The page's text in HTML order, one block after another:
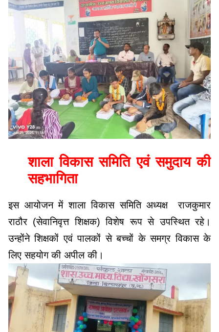
शाला विकास समिति एवं समुदाय की
सहभागिता
इस आयोजन में शाला विकास समिति अध्यक्ष राजकुमार
राठौर (सेवानिवृत्त शिक्षक) विशेष रूप से उपस्थित रहे।
उन्होंने शिक्षकों एवं पालकों से बच्चों के समग्र विकास के
लिए सहयोग की अपील की।